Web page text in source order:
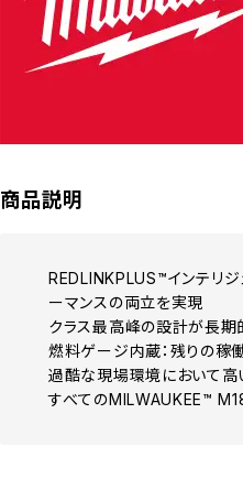
商品説明
REDLINKPLUS™インテリジ
ーマンスの両立を実現
クラス最高峰の設計が長
燃料ゲージ内蔵：残りの稼
過酷な現場環境において高
すべてのMILWAUKEE™